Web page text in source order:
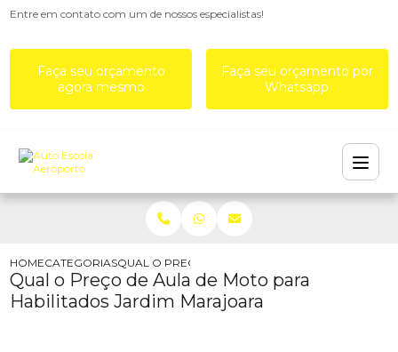
Entre em contato com um de nossos especialistas!
Faça seu orçamento
agora mesmo
Faça seu orçamento por
Whatsapp
HOMECATEGORIASQUAL O PREÇO DE AULA DE MOTO PARA
Qual o Preço de Aula de Moto para
Habilitados Jardim Marajoara